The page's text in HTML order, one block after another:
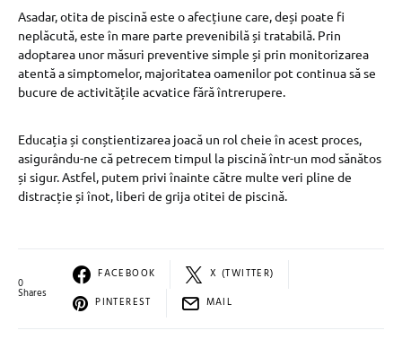
Asadar, otita de piscină este o afecțiune care, deși poate fi
neplăcută, este în mare parte prevenibilă și tratabilă. Prin
adoptarea unor măsuri preventive simple și prin monitorizarea
atentă a simptomelor, majoritatea oamenilor pot continua să se
bucure de activitățile acvatice fără întrerupere.
Educația și conștientizarea joacă un rol cheie în acest proces,
asigurându-ne că petrecem timpul la piscină într-un mod sănătos
și sigur. Astfel, putem privi înainte către multe veri pline de
distracție și înot, liberi de grija otitei de piscină.
0
Shares
FACEBOOK
X (TWITTER)
PINTEREST
MAIL